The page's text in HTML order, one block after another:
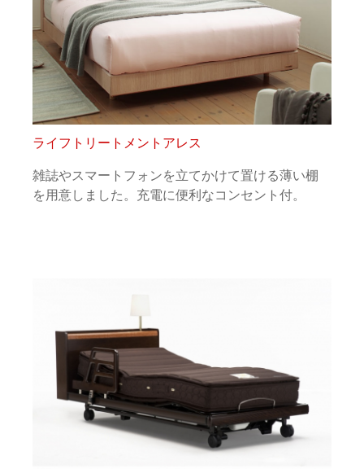
ライフトリートメントアレス
雑誌やスマートフォンを立てかけて置ける薄い棚
を用意しました。充電に便利なコンセント付。